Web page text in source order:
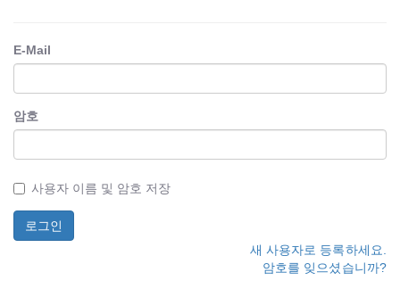
E-Mail
암호
사용자 이름 및 암호 저장
새 사용자로 등록하세요.
암호를 잊으셨습니까?